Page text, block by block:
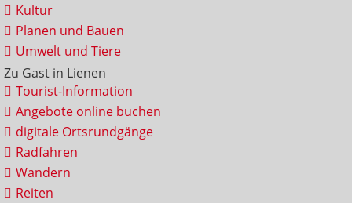
Kultur
Planen und Bauen
Umwelt und Tiere
Zu Gast in Lienen
Tourist-Information
Angebote online buchen
digitale Ortsrundgänge
Radfahren
Wandern
Reiten